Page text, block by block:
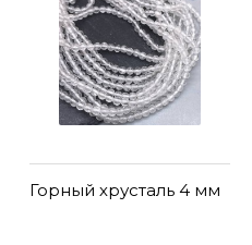
Горный хрусталь 4 мм